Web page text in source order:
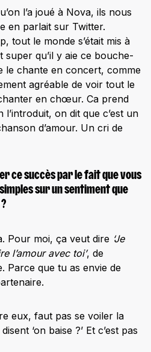
l’a joué à Nova, ils nous
en parlait sur Twitter.
tout le monde s’était mis à
super qu’il y aie ce bouche-
le chante en concert, comme
agréable de voir tout le
en chœur. Ca prend
on dit que c’est un
d’amour. Un cri de
ce succès par le fait que vous
sur un sentiment que
Pour moi, ça veut dire ‘Je
l’amour avec toi’, de
Parce que tu as envie de
eux, faut pas se voiler la
‘on baise ?’ Et c’est pas